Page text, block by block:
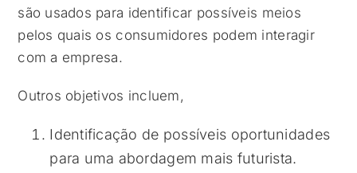
são usados para identificar possíveis meios
pelos quais os consumidores podem interagir
com a empresa.
Outros objetivos incluem,
Identificação de possíveis oportunidades
para uma abordagem mais futurista.